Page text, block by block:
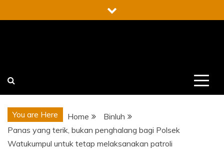
to
You are Here Home
Binluh
Panas yang terik, bukan penghalang bagi Polsek
Watukumpul untuk tetap melaksanakan patroli